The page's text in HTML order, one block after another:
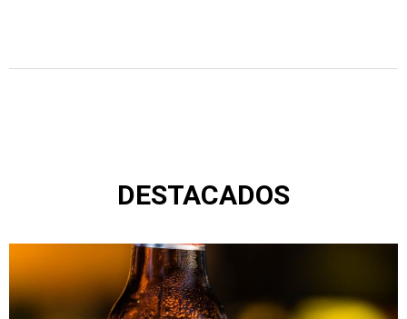
DESTACADOS